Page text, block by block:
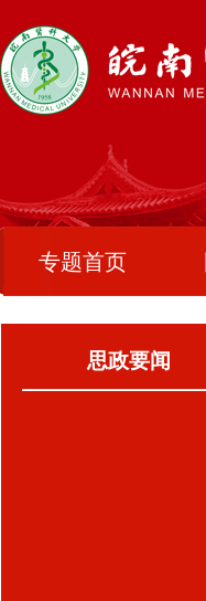
专题首页
思政要闻